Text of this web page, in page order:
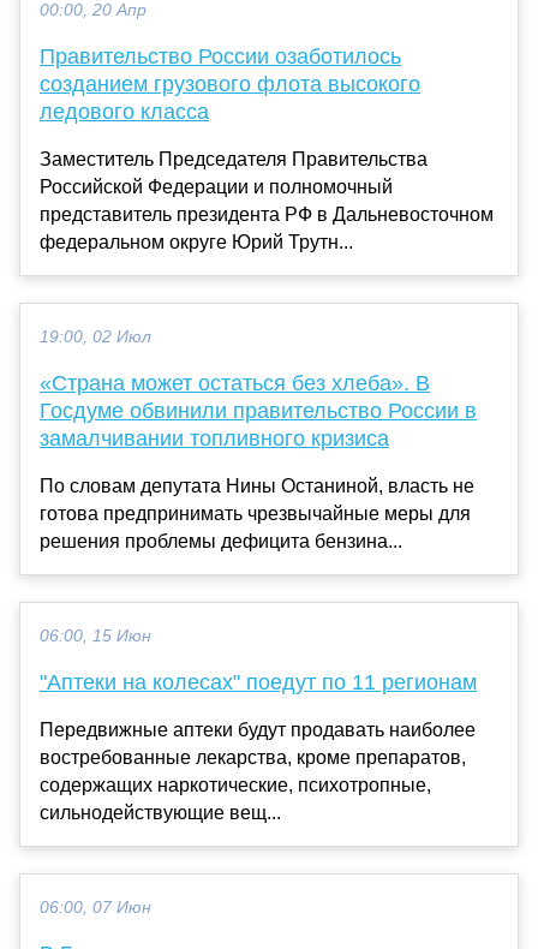
00:00, 20 Апр
Правительство России озаботилось
созданием грузового флота высокого
ледового класса
Заместитель Председателя Правительства
Российской Федерации и полномочный
представитель президента РФ в Дальневосточном
федеральном округе Юрий Трутн...
19:00, 02 Июл
«Страна может остаться без хлеба». В
Госдуме обвинили правительство России в
замалчивании топливного кризиса
По словам депутата Нины Останиной, власть не
готова предпринимать чрезвычайные меры для
решения проблемы дефицита бензина...
06:00, 15 Июн
"Аптеки на колесах" поедут по 11 регионам
Передвижные аптеки будут продавать наиболее
востребованные лекарства, кроме препаратов,
содержащих наркотические, психотропные,
сильнодействующие вещ...
06:00, 07 Июн